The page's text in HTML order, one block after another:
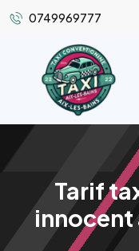
0749969777
Tarif